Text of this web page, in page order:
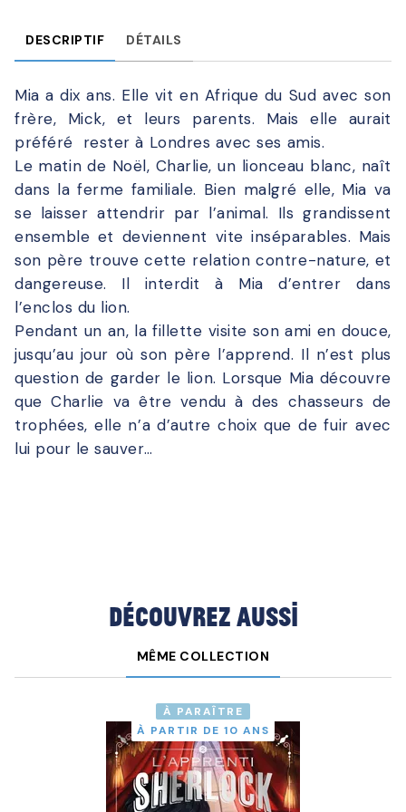
DESCRIPTIF DÉTAILS
Mia a dix ans. Elle vit en Afrique du Sud avec son
frère, Mick, et leurs parents. Mais elle aurait
préféré rester à Londres avec ses amis.
Le matin de Noël, Charlie, un lionceau blanc, naît
dans la ferme familiale. Bien malgré elle, Mia va
se laisser attendrir par l’animal. Ils grandissent
ensemble et deviennent vite inséparables. Mais
son père trouve cette relation contre-nature, et
dangereuse. Il interdit à Mia d’entrer dans
l’enclos du lion.
Pendant un an, la fillette visite son ami en douce,
jusqu’au jour où son père l’apprend. Il n’est plus
question de garder le lion. Lorsque Mia découvre
que Charlie va être vendu à des chasseurs de
trophées, elle n’a d’autre choix que de fuir avec
lui pour le sauver…
Découvrez aussi
MÊME COLLECTION
À PARAÎTRE
À PARTIR DE 10 ANS